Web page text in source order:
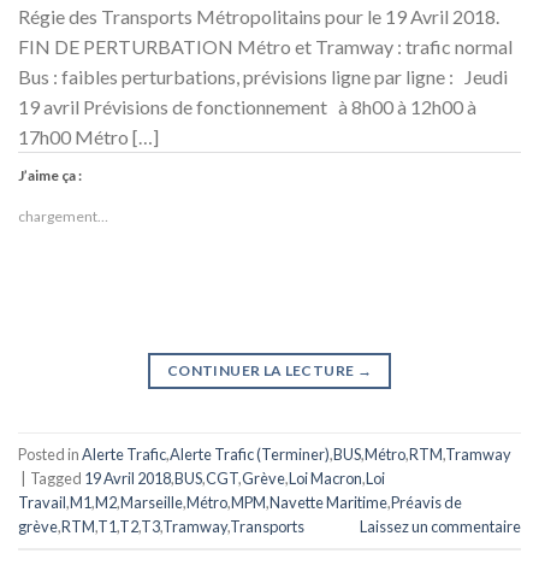
Régie des Transports Métropolitains pour le 19 Avril 2018.
FIN DE PERTURBATION Métro et Tramway : trafic normal
Bus : faibles perturbations, prévisions ligne par ligne : Jeudi
19 avril Prévisions de fonctionnement à 8h00 à 12h00 à
17h00 Métro […]
J’aime ça :
chargement…
CONTINUER LA LECTURE →
Posted inAlerte Trafic,Alerte Trafic (Terminer),BUS,Métro,RTM,Tramway
Tagged 19 Avril 2018,BUS,CGT,Grève,Loi Macron,Loi
Travail,M1,M2,Marseille,Métro,MPM,Navette Maritime,Préavis de
grève,RTM,T1,T2,T3,Tramway,Transports Laissez un commentaire